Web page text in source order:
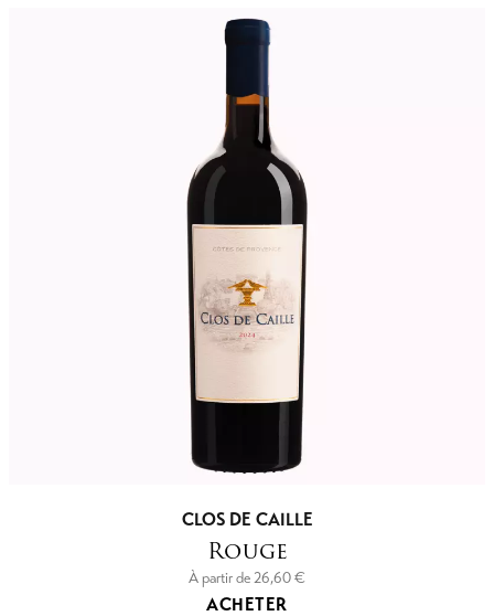
CLOS DE CAILLE
Rouge
À partir de26,60€
ACHETER